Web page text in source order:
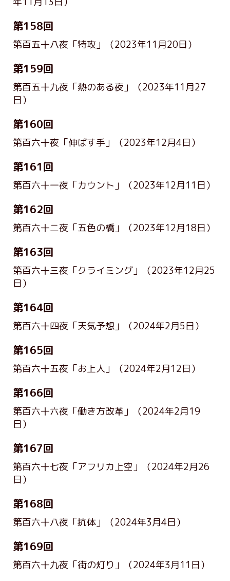
第158回
第百五十八夜「特攻」 （2023年11月20日）
第159回
第百五十九夜「熱のある夜」
（2023年11月27
日）
第160回
第百六十夜「伸ばす手」 （2023年12月4日）
第161回
第百六十一夜「カウント」 （2023年12月11日）
第162回
第百六十二夜「五色の橋」 （2023年12月18日）
第163回
第百六十三夜「クライミング」
（2023年12月25
日）
第164回
第百六十四夜「天気予想」 （2024年2月5日）
第165回
第百六十五夜「お上人」 （2024年2月12日）
第166回
第百六十六夜「働き方改革」
（2024年2月19
日）
第167回
第百六十七夜「アフリカ上空」
（2024年2月26
日）
第168回
第百六十八夜「抗体」 （2024年3月4日）
第169回
第百六十九夜「街の灯り」 （2024年3月11日）